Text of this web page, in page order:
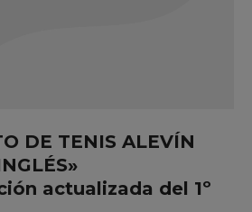
DE TENIS ALEVÍN
actualizada del 1º